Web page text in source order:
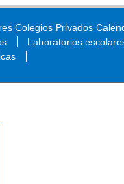
Colegios Privados
Laboratorios